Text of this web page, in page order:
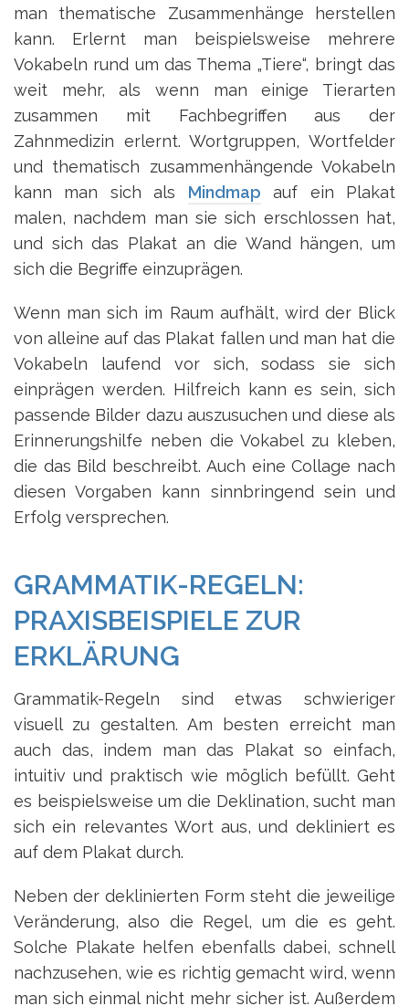
man thematische Zusammenhänge herstellen
kann. Erlernt man beispielsweise mehrere
Vokabeln rund um das Thema „Tiere“, bringt das
weit mehr, als wenn man einige Tierarten
zusammen mit Fachbegriffen aus der
Zahnmedizin erlernt. Wortgruppen, Wortfelder
und thematisch zusammenhängende Vokabeln
kann man sich als Mindmap auf ein Plakat
malen, nachdem man sie sich erschlossen hat,
und sich das Plakat an die Wand hängen, um
sich die Begriffe einzuprägen.
Wenn man sich im Raum aufhält, wird der Blick
von alleine auf das Plakat fallen und man hat die
Vokabeln laufend vor sich, sodass sie sich
einprägen werden. Hilfreich kann es sein, sich
passende Bilder dazu auszusuchen und diese als
Erinnerungshilfe neben die Vokabel zu kleben,
die das Bild beschreibt. Auch eine Collage nach
diesen Vorgaben kann sinnbringend sein und
Erfolg versprechen.
GRAMMATIK-REGELN:
PRAXISBEISPIELE ZUR
ERKLÄRUNG
Grammatik-Regeln sind etwas schwieriger
visuell zu gestalten. Am besten erreicht man
auch das, indem man das Plakat so einfach,
intuitiv und praktisch wie möglich befüllt. Geht
es beispielsweise um die Deklination, sucht man
sich ein relevantes Wort aus, und dekliniert es
auf dem Plakat durch.
Neben der deklinierten Form steht die jeweilige
Veränderung, also die Regel, um die es geht.
Solche Plakate helfen ebenfalls dabei, schnell
nachzusehen, wie es richtig gemacht wird, wenn
man sich einmal nicht mehr sicher ist. Außerdem